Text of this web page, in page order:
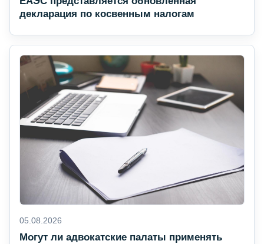
декларация по косвенным налогам
05.08.2026
Могут ли адвокатские палаты применять